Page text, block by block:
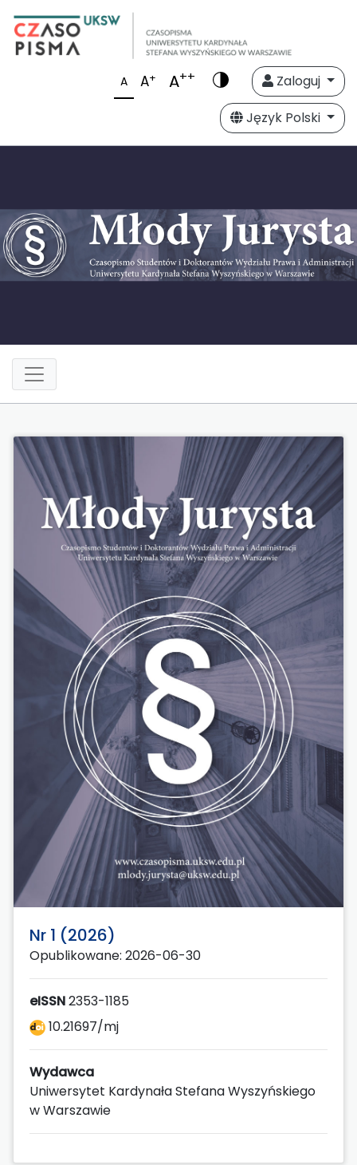
A A+ A++
Zaloguj
Język Polski
Nr 1 (2026)
Opublikowane: 2026-06-30
eISSN2353-1185
10.21697/mj
Wydawca
Uniwersytet Kardynała Stefana Wyszyńskiego
w Warszawie